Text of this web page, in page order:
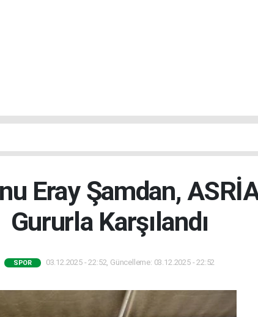
Eray Şamdan,
Gururla Karşılandı
SPOR 03.12.2025 - 22:52, Güncelleme: 03.12.2025 - 22:52